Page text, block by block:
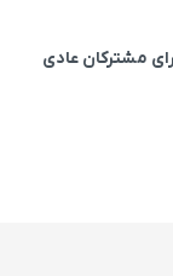
مشترکان عادی